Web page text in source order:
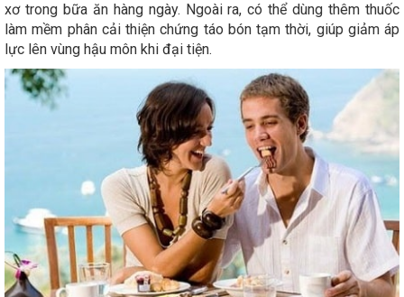
xơ trong bữa ăn hàng ngày. Ngoài ra, có thể dùng thêm thuốc
làm mềm phân cải thiện chứng táo bón tạm thời, giúp giảm áp
lực lên vùng hậu môn khi đại tiện.